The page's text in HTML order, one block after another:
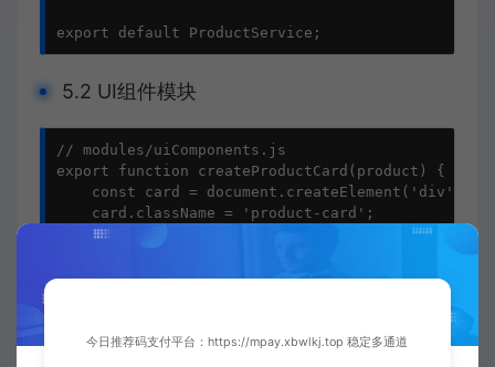
export default ProductService;
5.2 UI组件模块
// modules/uiComponents.js
export function createProductCard(product) {
    const card = document.createElement('div');
    card.className = 'product-card';
    card.innerHTML = `
今日推荐码支付平台：https://mpay.xbwlkj.top 稳定多通道